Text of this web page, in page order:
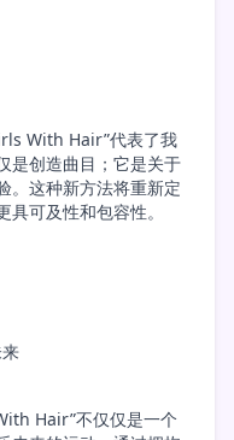
With Hair”代表了我
是创造曲目；它是关于
。这种新方法将重新定
可及性和包容性。
Hair”不仅仅是一个